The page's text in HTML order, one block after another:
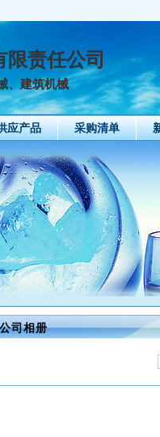
责任公司
、建筑机械
应产品 采购清单
公司相册